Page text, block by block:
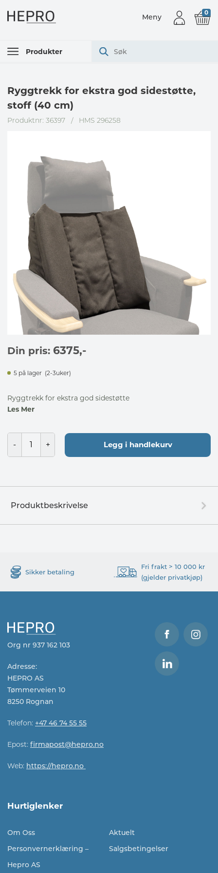
Produkter
Meny
0
Ryggtrekk for ekstra god sidestøtte,
stoff (40 cm)
Produktnr: 36397 / HMS 296258
Din pris: 6375,-
5 på lager (2-3uker)
Ryggtrekk for ekstra god sidestøtte
Les Mer
Legg i handlekurv
Produktbeskrivelse
Sikker betaling
Fri frakt > 10 000 kr
(gjelder privatkjøp)
Org nr 937 162 103
Adresse:
HEPRO AS
Tømmerveien 10
8250 Rognan
Telefon: +47 46 74 55 55
Epost: firmapost@hepro.no​​
Web: https://hepro.no
Hurtiglenker
Om Oss
Aktuelt
Personvernerklæring –
Hepro AS
Salgsbetingelser